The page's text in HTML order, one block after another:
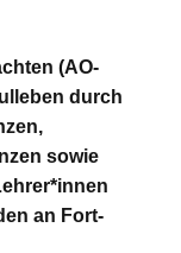
(AO-
durch
sowie
an Fort-